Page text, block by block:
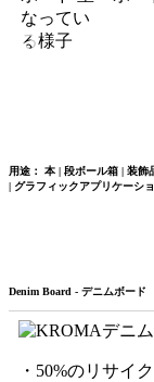
用途： 本 | 段ボール箱 | 装飾
| グラフィックアプリケーシ
Denim Board - デニムボード
・50%のリサイ